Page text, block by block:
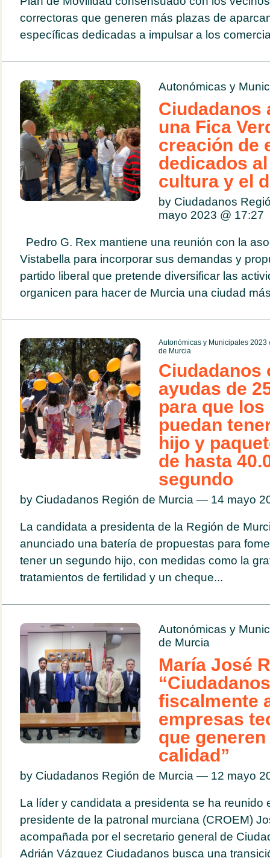
correctoras que generen más plazas de
específicas dedicadas a impulsar a los
Autonómicas y
Ciudadanos
una Fica
creación de
dedicados
cultura y el
by Ciudadanos
mayo 2023 @ 17:27
Pedro G. Rex mantiene una reunión con la
Vistabella para incorporar sus demandas y
partido liberal que pretende diversificar las
organicen para hacer de Murcia una ciudad
Autonómicas y Municipales 2023
de Murcia
Ciudadanos
ayudas de
para que
puedan
hijo y
de hasta
segundo
by Ciudadanos Región de Murcia — 14 mayo
La candidata a presidenta de la Región de
anunciado una batería de propuestas para
tener un segundo hijo, con medidas como la
tratamientos de fertilidad y un cheque...
Autonómicas y
de Murcia
María José
fiscalmente
empresas
que
calidad”
by Ciudadanos Región de Murcia — 12 mayo
La líder y candidata a presidenta se ha reunido
presidente de la patronal murciana (CROEM)
acompañada por el secretario general de
Adrián Vázquez Ciudadanos busca una